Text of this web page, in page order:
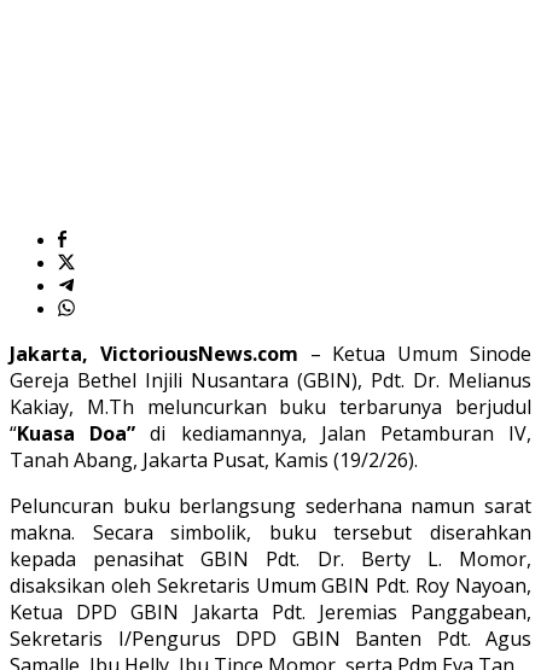
Jakarta, VictoriousNews.com – Ketua Umum Sinode
Gereja Bethel Injili Nusantara (GBIN), Pdt. Dr. Melianus
Kakiay, M.Th meluncurkan buku terbarunya berjudul
“Kuasa Doa” di kediamannya, Jalan Petamburan IV,
Tanah Abang, Jakarta Pusat, Kamis (19/2/26).
Peluncuran buku berlangsung sederhana namun sarat
makna. Secara simbolik, buku tersebut diserahkan
kepada penasihat GBIN Pdt. Dr. Berty L. Momor,
disaksikan oleh Sekretaris Umum GBIN Pdt. Roy Nayoan,
Ketua DPD GBIN Jakarta Pdt. Jeremias Panggabean,
Sekretaris I/Pengurus DPD GBIN Banten Pdt. Agus